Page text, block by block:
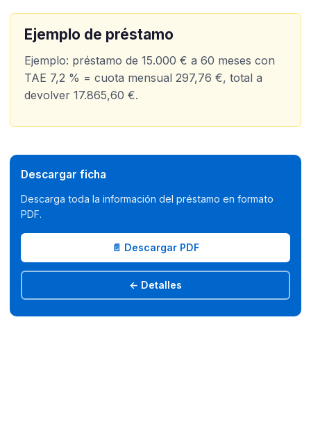
Ejemplo de préstamo
Ejemplo: préstamo de 15.000 € a 60 meses con
TAE 7,2 % = cuota mensual 297,76 €, total a
devolver 17.865,60 €.
Descargar ficha
Descarga toda la información del préstamo en formato
PDF.
📄 Descargar PDF
← Detalles